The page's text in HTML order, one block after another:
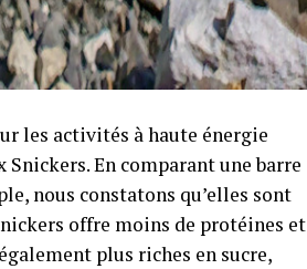
les activités à haute énergie
En comparant une barre
nous constatons qu’elles sont
offre moins de protéines et
plus riches en sucre,